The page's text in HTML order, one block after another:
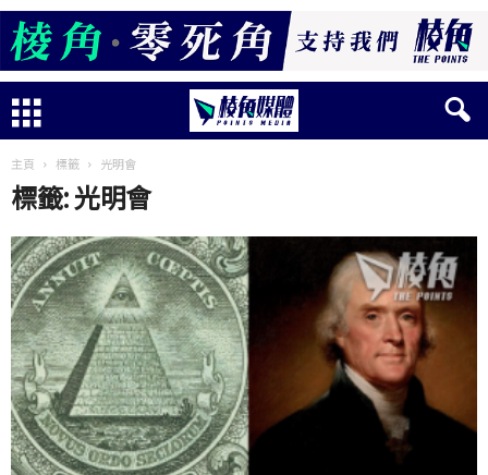
主頁 標籤 光明會
標籤: 光明會